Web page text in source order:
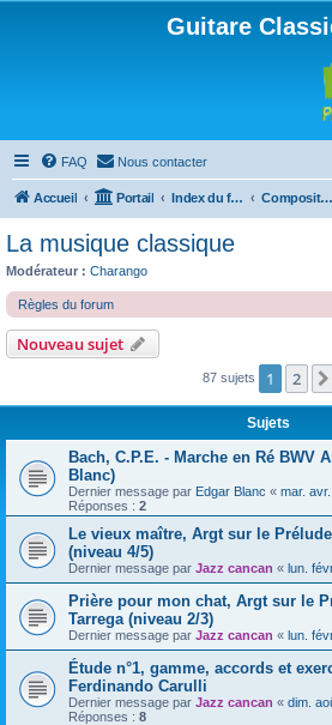
Guitare
FAQ Nous contacter
Accueil Portail Index du forum Compositions
La musique classique
Modérateur : Charango
Règles du forum
Nouveau sujet
87 sujets 1 2
Sujets
Bach, C.P.E. - Marche en Ré BWV
Blanc)
Dernier message par Edgar Blanc « mar.
Réponses : 2
Le vieux maître, Argt sur le
(niveau 4/5)
Dernier message par Jazz cancan « lun.
Prière pour mon chat, Argt sur le
Tarrega (niveau 2/3)
Dernier message par Jazz cancan « lun.
Étude n°1, gamme, accords et
Ferdinando Carulli
Dernier message par Jazz cancan « dim.
Réponses : 8